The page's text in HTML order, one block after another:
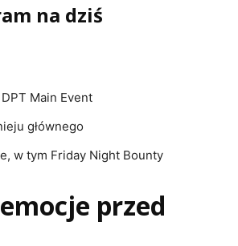
na dziś
Main Event
głównego
w tym Friday Night Bounty
przed